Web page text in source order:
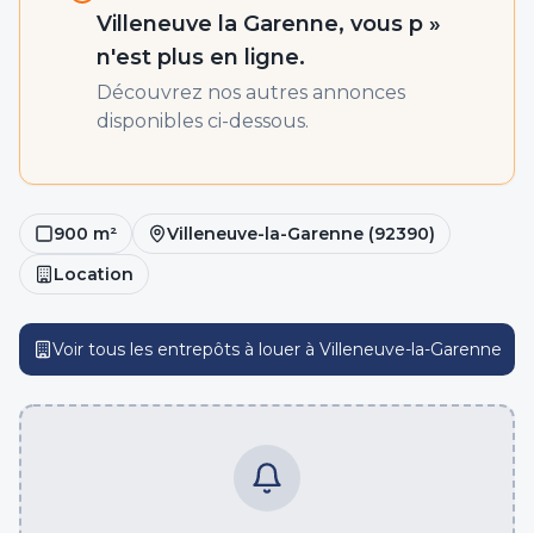
Villeneuve la Garenne, vous p »
n'est plus en ligne.
Découvrez nos autres annonces
disponibles ci-dessous.
900 m² Villeneuve-la-Garenne (92390)
Location
Voir tous les entrepôts à louerà Villeneuve-la-Garenne